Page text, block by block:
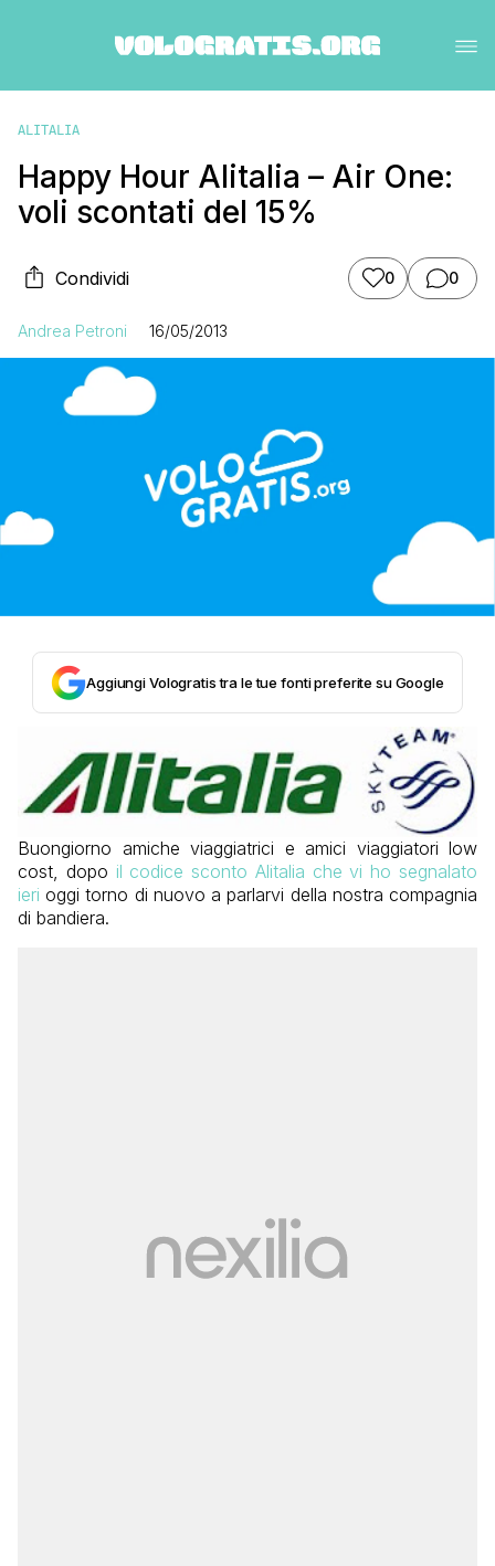
ALITALIA
Happy Hour Alitalia – Air One:
voli scontati del 15%
Condividi 0 0
Andrea Petroni 16/05/2013
Aggiungi Vologratis tra le tue fonti preferite su Google
Buongiorno amiche viaggiatrici e amici viaggiatori low
cost, dopo il codice sconto Alitalia che vi ho segnalato
ieri oggi torno di nuovo a parlarvi della nostra compagnia
di bandiera.